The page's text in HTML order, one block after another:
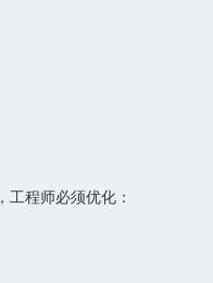
，工程师必须优化：